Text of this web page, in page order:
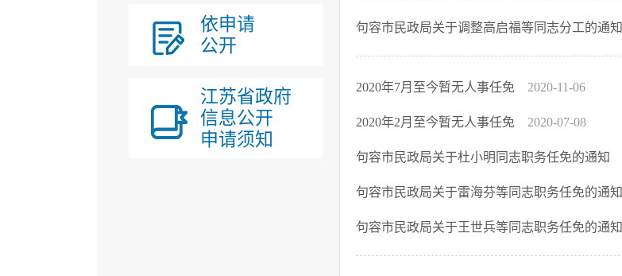
依申请
公开
江苏省政府
信息公开
申请须知
句容市民政局关于调整高启福等同志分工的通知
2020年7月至今暂无人事任免 2020-11-06
2020年2月至今暂无人事任免 2020-07-08
句容市民政局关于杜小明同志职务任免的通知
句容市民政局关于雷海芬等同志职务任免的通知
句容市民政局关于王世兵等同志职务任免的通知